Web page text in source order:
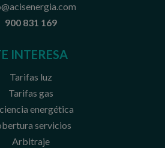
900 831 169
INTERESA
Tarifas luz
Tarifas gas
energética
servicios
Arbitraje